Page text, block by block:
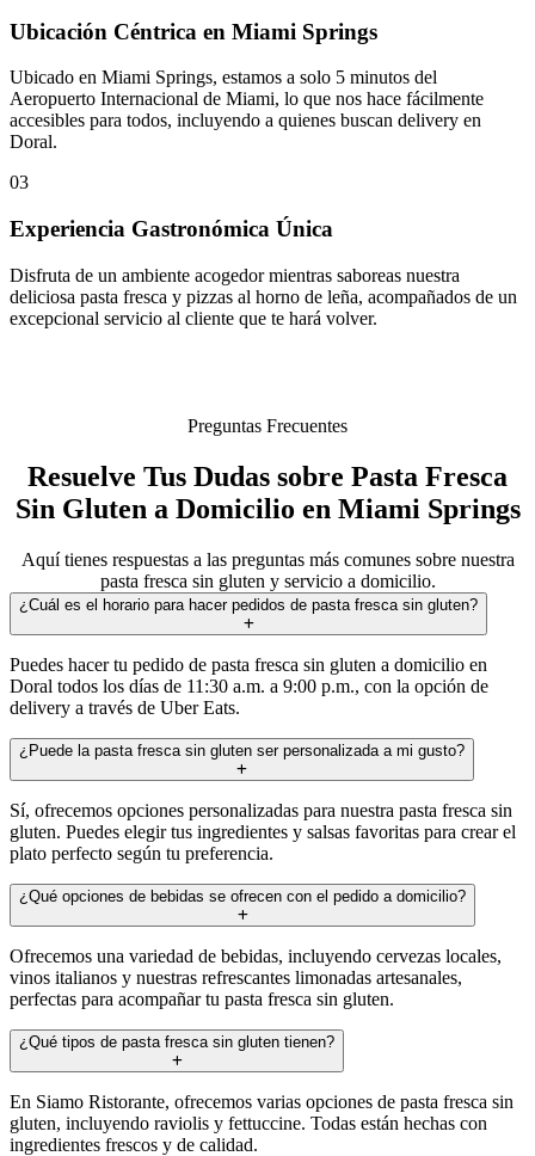
Ubicación Céntrica en Miami Springs
Ubicado en Miami Springs, estamos a solo 5 minutos del
Aeropuerto Internacional de Miami, lo que nos hace fácilmente
accesibles para todos, incluyendo a quienes buscan delivery en
Doral.
03
Experiencia Gastronómica Única
Disfruta de un ambiente acogedor mientras saboreas nuestra
deliciosa pasta fresca y pizzas al horno de leña, acompañados de un
excepcional servicio al cliente que te hará volver.
Preguntas Frecuentes
Resuelve Tus Dudas sobre Pasta Fresca
Sin Gluten a Domicilio en Miami Springs
Aquí tienes respuestas a las preguntas más comunes sobre nuestra
pasta fresca sin gluten y servicio a domicilio.
¿Cuál es el horario para hacer pedidos de pasta fresca sin gluten?
Puedes hacer tu pedido de pasta fresca sin gluten a domicilio en
Doral todos los días de 11:30 a.m. a 9:00 p.m., con la opción de
delivery a través de Uber Eats.
¿Puede la pasta fresca sin gluten ser personalizada a mi gusto?
Sí, ofrecemos opciones personalizadas para nuestra pasta fresca sin
gluten. Puedes elegir tus ingredientes y salsas favoritas para crear el
plato perfecto según tu preferencia.
¿Qué opciones de bebidas se ofrecen con el pedido a domicilio?
Ofrecemos una variedad de bebidas, incluyendo cervezas locales,
vinos italianos y nuestras refrescantes limonadas artesanales,
perfectas para acompañar tu pasta fresca sin gluten.
¿Qué tipos de pasta fresca sin gluten tienen?
En Siamo Ristorante, ofrecemos varias opciones de pasta fresca sin
gluten, incluyendo raviolis y fettuccine. Todas están hechas con
ingredientes frescos y de calidad.